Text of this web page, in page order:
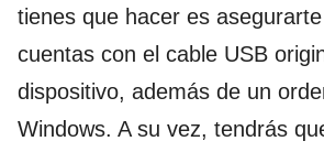
tienes que hacer es
cuentas con el cable USB
dispositivo, además de un
Windows. A su vez, tendrás